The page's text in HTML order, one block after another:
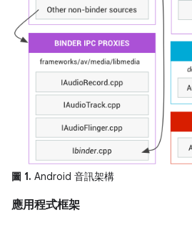
圖 1. Android 音訊架構
應用程式框架